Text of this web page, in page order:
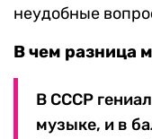
неудобные
В чем разница
В СССР
музыке, и в